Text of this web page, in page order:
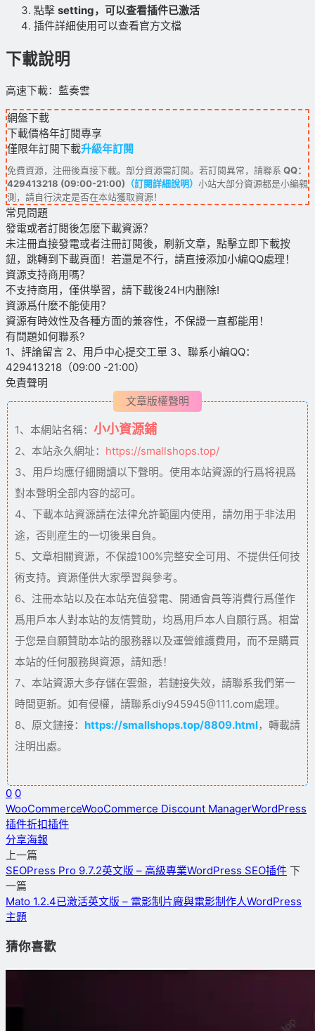
點擊 setting，可以查看插件已激活
插件詳細使用可以查看官方文檔
下載說明
高速下載：藍奏雲
網盤下載
下載價格年訂閱專享
僅限年訂閱下載升級年訂閱
免費資源，注冊後直接下載。部分資源需訂閱。若訂閱異常，請聯系 QQ：
429413218 (09:00-21:00) （訂閱詳細說明） 小站大部分資源都是小編親
測，請自行決定是否在本站獲取資源！
常見問題
發電或者訂閱後怎麽下載資源？
未注冊直接發電或者注冊訂閱後，刷新文章，點擊立即下載按
鈕，跳轉到下載頁面！若還是不行，請直接添加小編QQ處理！
資源支持商用嗎？
不支持商用，僅供學習，請下載後24H内删除!
資源爲什麽不能使用？
資源有時效性及各種方面的兼容性，不保證一直都能用！
有問題如何聯系?
1、評論留言 2、用戶中心提交工單 3、聯系小編QQ：
429413218（09:00 -21:00）
免責聲明
文章版權聲明
1、本網站名稱： 小小資源鋪
2、本站永久網址： https://smallshops.top/
3、用戶均應仔細閱讀以下聲明。使用本站資源的行爲将視爲
對本聲明全部内容的認可。
4、下載本站資源請在法律允許範圍内使用，請勿用于非法用
途，否則産生的一切後果自負。
5、文章相關資源，不保證100%完整安全可用、不提供任何技
術支持。資源僅供大家學習與參考。
6、注冊本站以及在本站充值發電、開通會員等消費行爲僅作
爲用戶本人對本站的友情贊助，均爲用戶本人自願行爲。相當
于您是自願贊助本站的服務器以及運營維護費用，而不是購買
本站的任何服務與資源，請知悉！
7、本站資源大多存儲在雲盤，若鏈接失效，請聯系我們第一
時間更新。如有侵權，請聯系diy945945@111.com處理。
8、原文鏈接： https://smallshops.top/8809.html，轉載請
注明出處。
0 0
WooCommerceWooCommerce Discount ManagerWordPress
插件折扣插件
分享海報
上一篇
SEOPress Pro 9.7.2英文版 – 高級專業WordPress SEO插件 下
一篇
Mato 1.2.4已激活英文版 – 電影制片廠與電影制作人WordPress
主題
猜你喜歡